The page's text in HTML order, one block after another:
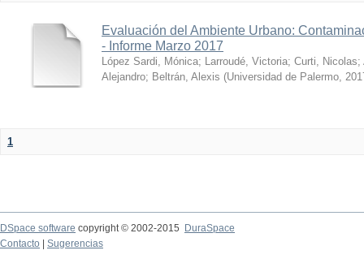
Evaluación del Ambiente Urbano:
- Informe Marzo 2017
López Sardi, Mónica; Larroudé, Victoria; Curti, Nicolas;
Alejandro; Beltrán, Alexis (Universidad de Palermo,
1
DSpace software copyright © 2002-2015
DuraSpace
Contacto
Sugerencias